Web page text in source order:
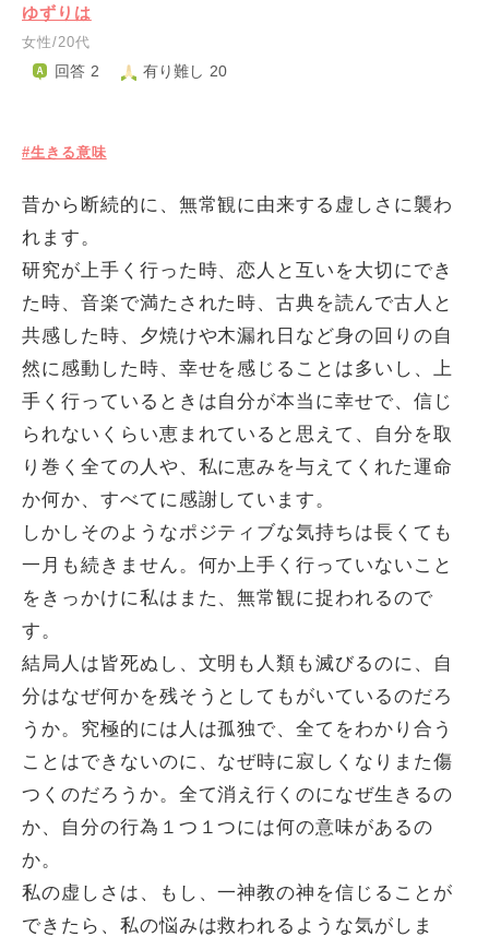
ゆずりは
女性/20代
回答 2 有り難し 20
#生きる意味
昔から断続的に、無常観に由来する虚しさに襲わ
れます。
研究が上手く行った時、恋人と互いを大切にでき
た時、音楽で満たされた時、古典を読んで古人と
共感した時、夕焼けや木漏れ日など身の回りの自
然に感動した時、幸せを感じることは多いし、上
手く行っているときは自分が本当に幸せで、信じ
られないくらい恵まれていると思えて、自分を取
り巻く全ての人や、私に恵みを与えてくれた運命
か何か、すべてに感謝しています。
しかしそのようなポジティブな気持ちは長くても
一月も続きません。何か上手く行っていないこと
をきっかけに私はまた、無常観に捉われるので
す。
結局人は皆死ぬし、文明も人類も滅びるのに、自
分はなぜ何かを残そうとしてもがいているのだろ
うか。究極的には人は孤独で、全てをわかり合う
ことはできないのに、なぜ時に寂しくなりまた傷
つくのだろうか。全て消え行くのになぜ生きるの
か、自分の行為１つ１つには何の意味があるの
か。
私の虚しさは、もし、一神教の神を信じることが
できたら、私の悩みは救われるような気がしま